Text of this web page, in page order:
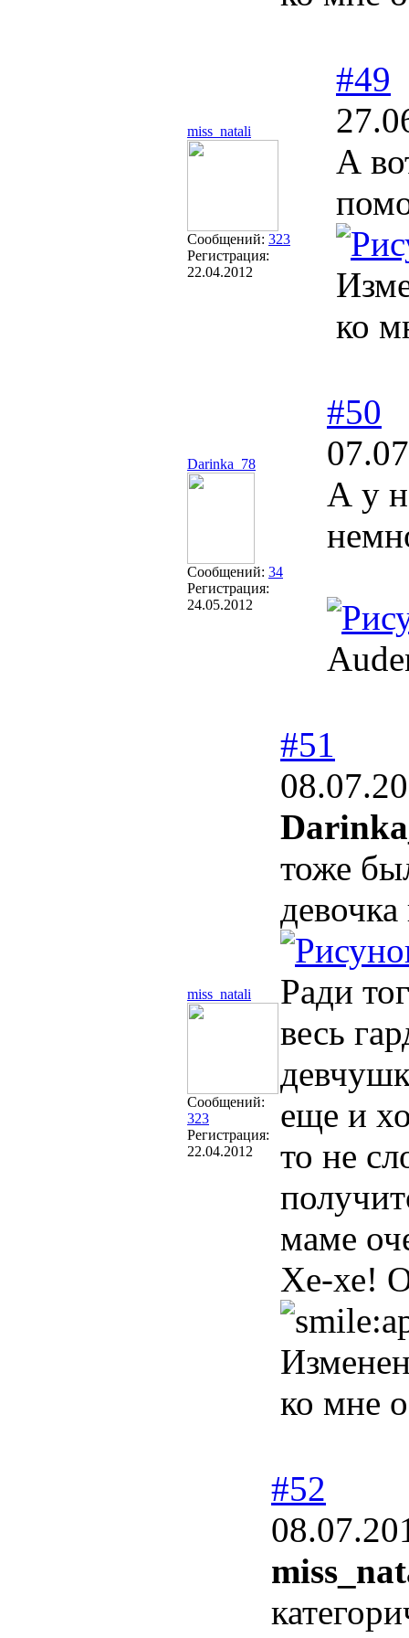
miss_natali
Сообщений: 323
Регистрация:
22.04.2012
#49
А
ко
Darinka_78
Сообщений: 34
Регистрация:
24.05.2012
#50
А у
miss_natali
Сообщений:
323
Регистрация:
22.04.2012
#51
тоже
Ради
весь
еще и
то не
маме
Хе-хе!
ко мне
#52